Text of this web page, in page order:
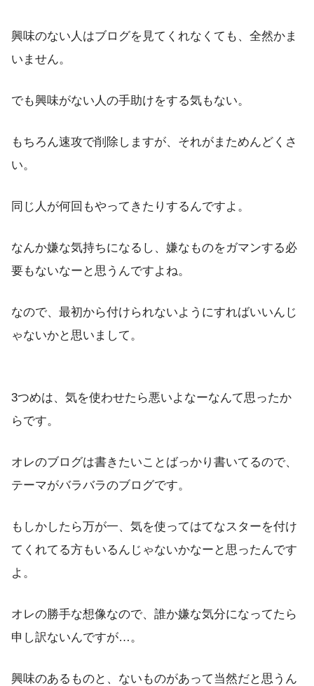
興味のない人はブログを見てくれなくても、全然かま
いません。
でも興味がない人の手助けをする気もない。
もちろん速攻で削除しますが、それがまためんどくさ
い。
同じ人が何回もやってきたりするんですよ。
なんか嫌な気持ちになるし、嫌なものをガマンする必
要もないなーと思うんですよね。
なので、最初から付けられないようにすればいいんじ
ゃないかと思いまして。
3つめは、気を使わせたら悪いよなーなんて思ったか
らです。
オレのブログは書きたいことばっかり書いてるので、
テーマがバラバラのブログです。
もしかしたら万が一、気を使ってはてなスターを付け
てくれてる方もいるんじゃないかなーと思ったんです
よ。
オレの勝手な想像なので、誰か嫌な気分になってたら
申し訳ないんですが…。
興味のあるものと、ないものがあって当然だと思うん